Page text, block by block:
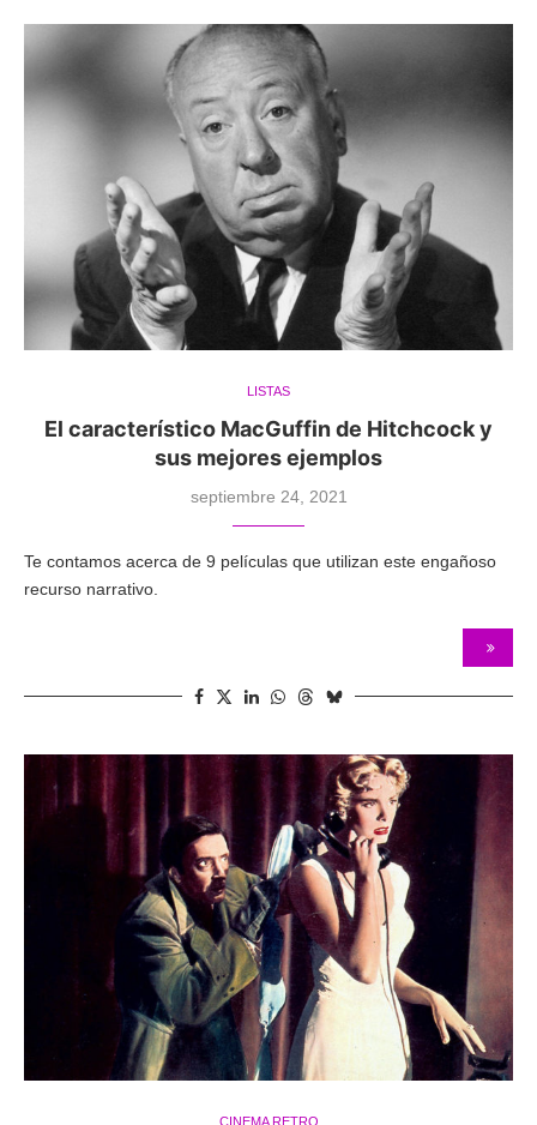
LISTAS
El característico MacGuffin de Hitchcock y
sus mejores ejemplos
septiembre 24, 2021
Te contamos acerca de 9 películas que utilizan este engañoso
recurso narrativo.
CINEMA RETRO